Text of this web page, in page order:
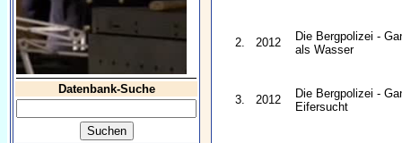
Datenbank-Suche
2. 2012
Die Bergpolizei -
als Wasser
3. 2012
Die Bergpolizei -
Eifersucht